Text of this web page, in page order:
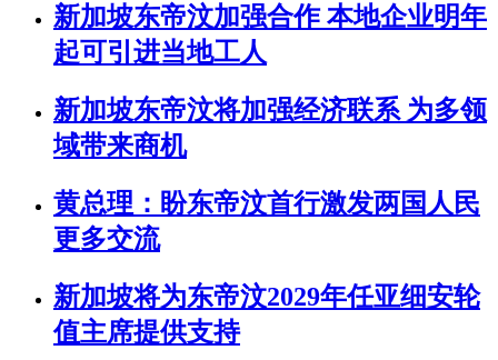
新加坡东帝汶加强合作 本地企业明年
起可引进当地工人
新加坡东帝汶将加强经济联系 为多领
域带来商机
黄总理：盼东帝汶首行激发两国人民
更多交流
新加坡将为东帝汶2029年任亚细安轮
值主席提供支持